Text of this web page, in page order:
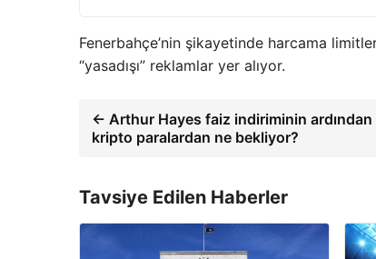
Fenerbahçe’nin şikayetinde harcama
“yasadışı” reklamlar yer alıyor.
← Arthur Hayes faiz indiriminin ardından
kripto paralardan ne bekliyor?
Tavsiye Edilen Haberler